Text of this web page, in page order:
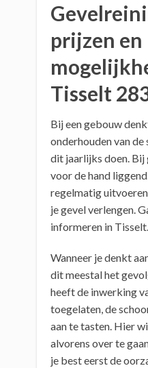
prijzen en
Tisselt
Bij een gebouw
onderhouden van
dit jaarlijks doen.
voor de hand
regelmatig
je gevel verlengen.
informeren in Tisselt.
Wanneer je denkt
dit meestal het
heeft de inwerking
toegelaten, de
aan te tasten. Hier
alvorens over te
je best eerst de